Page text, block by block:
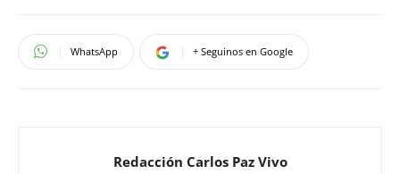
WhatsApp + Seguinos en Google
Redacción Carlos Paz Vivo